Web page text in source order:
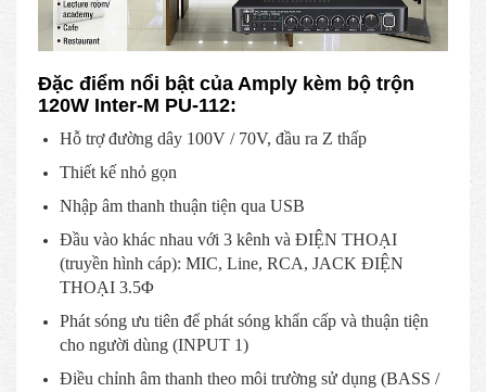
Đặc điểm nổi bật của Amply kèm bộ trộn
120W Inter-M PU-112:
Hỗ trợ đường dây 100V / 70V, đầu ra Z thấp
Thiết kế nhỏ gọn
Nhập âm thanh thuận tiện qua USB
Đầu vào khác nhau với 3 kênh và ĐIỆN THOẠI
(truyền hình cáp): MIC, Line, RCA, JACK ĐIỆN
THOẠI 3.5Φ
Phát sóng ưu tiên để phát sóng khẩn cấp và thuận tiện
cho người dùng (INPUT 1)
Điều chỉnh âm thanh theo môi trường sử dụng (BASS /